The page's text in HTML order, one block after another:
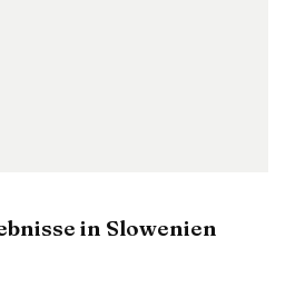
in Slowenien